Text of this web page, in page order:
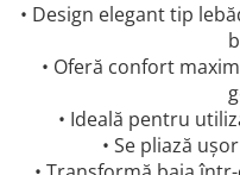
• Design elegant tip
• Oferă confort
• Ideală pentru
• Se pliază